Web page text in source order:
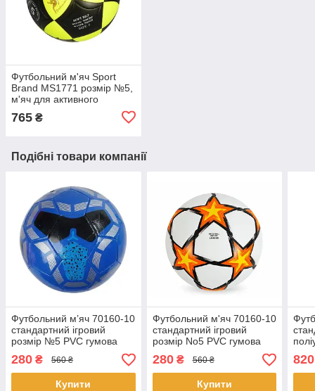
Футбольний м'яч Sport
Brand MS1771 розмір №5,
м'яч для активного
м'яч для футболу Жовто/
765 ₴
Подібні товари компанії
Футбольний м’яч 70160-10
стандартний ігровий
розмір №5 PVC гумова
камера 270 г для ігор та
тренувань Синій
280 ₴ 560 ₴
Купити
Футбольний м'яч 70160-10
стандартний ігровий
розмір No5 PVC гумова
камера 270 г для ігор і
тренувань Білий з
помаранчевим
280₴ 560 ₴
Купити
820